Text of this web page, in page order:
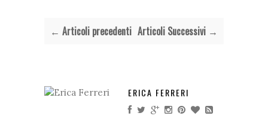
← Articoli precedenti Articoli Successivi →
ERICA FERRERI